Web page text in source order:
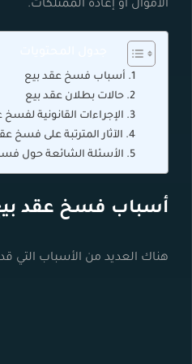
الأموال أو إعادة الممتلكات.
أسباب فسخ عقد بيع
حالات بطلان عقد بيع
الإجراءات القانونية لفسخ
الآثار المترتبة على فسخ
الأسئلة الشائعة حول
أسباب فسخ عقد
هناك العديد من الأسباب التي